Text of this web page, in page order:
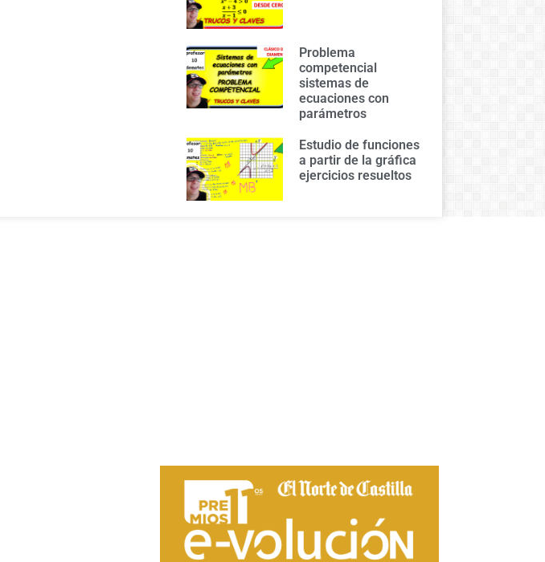
Problema
competencial
sistemas de
ecuaciones con
parámetros
Estudio de funciones
a partir de la gráfica
ejercicios resueltos